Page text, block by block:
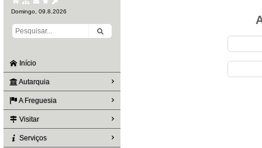
Domingo, 09.8.2026
Início
Autarquia
A Freguesia
Visitar
Serviços